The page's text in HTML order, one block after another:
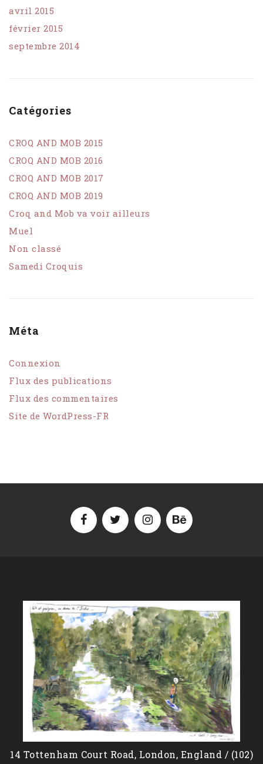
avril 2015
février 2015
septembre 2014
Catégories
CROQ AND MOB 2015
CROQ AND MOB 2016
CROQ AND MOB 2017
CROQ AND MOB 2019
Croq and Mob va voir ailleurs
Muel
Non classé
Samedi Croquis
Méta
Connexion
Flux des publications
Flux des commentaires
Site de WordPress-FR
14 Tottenham Court Road, London, England / (102)